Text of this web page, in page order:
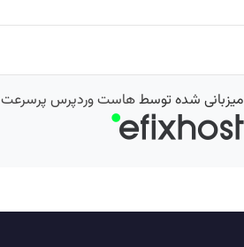
میزبانی شده توسطهاست وردپرس پرسرعت